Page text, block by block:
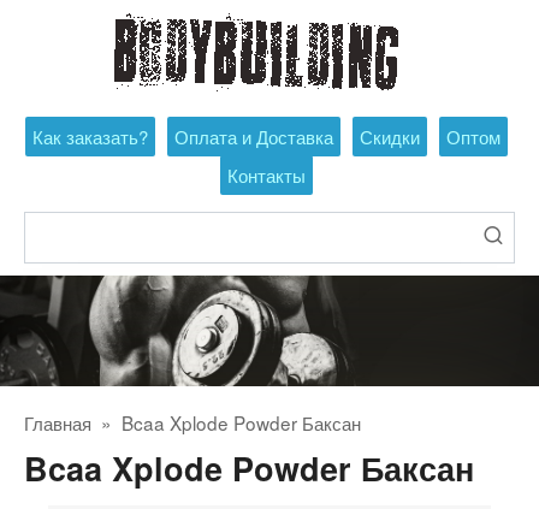
Как заказать? Оплата и Доставка Скидки
Оптом
Контакты
Главная » Bcaa Xplode Powder Баксан
Bcaa Xplode Powder Баксан